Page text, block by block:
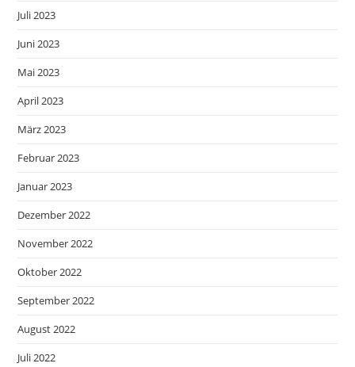
Juli 2023
Juni 2023
Mai 2023
April 2023
März 2023
Februar 2023
Januar 2023
Dezember 2022
November 2022
Oktober 2022
September 2022
August 2022
Juli 2022